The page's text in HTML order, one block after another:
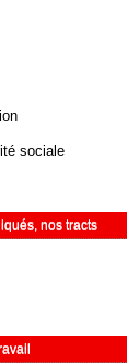
sociale
nos tracts